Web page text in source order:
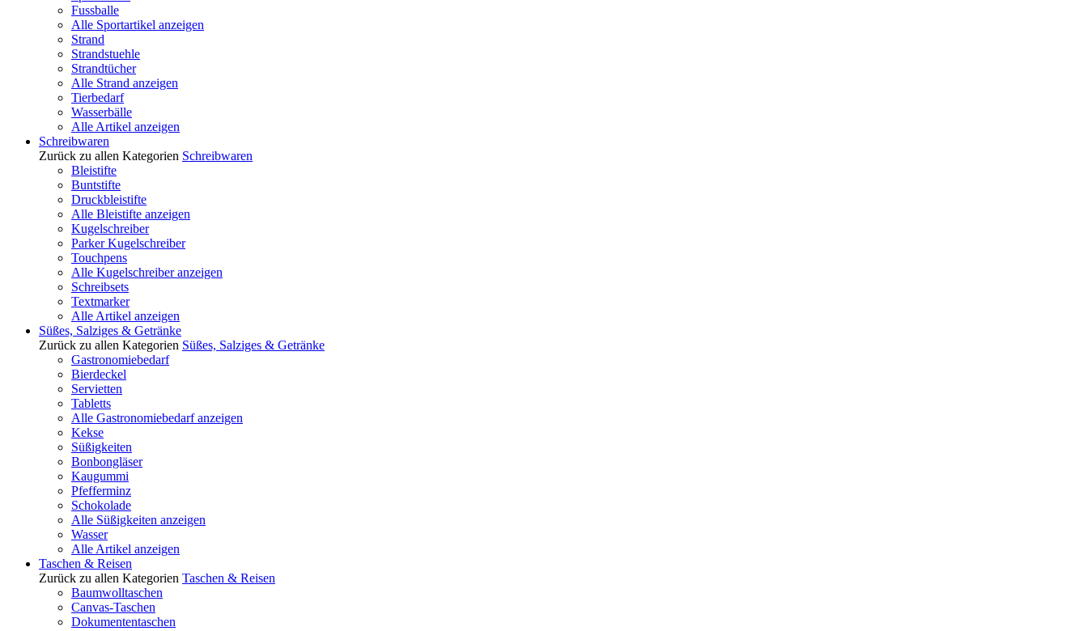
Fussballe
Alle Sportartikel anzeigen
Strand
Strandstuehle
Strandtücher
Alle Strand anzeigen
Tierbedarf
Wasserbälle
Alle Artikel anzeigen
Schreibwaren
Zurück zu allen Kategorien Schreibwaren
Bleistifte
Buntstifte
Druckbleistifte
Alle Bleistifte anzeigen
Kugelschreiber
Parker Kugelschreiber
Touchpens
Alle Kugelschreiber anzeigen
Schreibsets
Textmarker
Alle Artikel anzeigen
Süßes, Salziges & Getränke
Zurück zu allen Kategorien Süßes, Salziges & Getränke
Gastronomiebedarf
Bierdeckel
Servietten
Tabletts
Alle Gastronomiebedarf anzeigen
Kekse
Süßigkeiten
Bonbongläser
Kaugummi
Pfefferminz
Schokolade
Alle Süßigkeiten anzeigen
Wasser
Alle Artikel anzeigen
Taschen & Reisen
Zurück zu allen Kategorien Taschen & Reisen
Baumwolltaschen
Canvas-Taschen
Dokumententaschen